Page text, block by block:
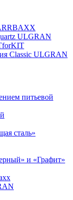
ULGRAN
Classic ULGRAN
питьевой
сталь»
и «Графит»